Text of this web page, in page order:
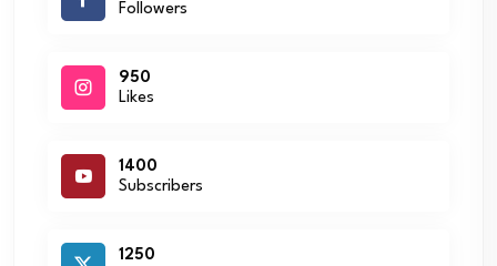
Followers
950
Likes
1400
Subscribers
1250